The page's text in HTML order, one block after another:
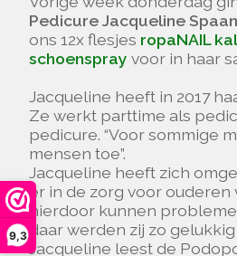
9,3
Pedicure Jacqueline
ons 12x flesjes ropaNAIL
schoenspray voor in haar
Jacqueline heeft in 2017
Ze werkt parttime als
pedicure. “Voor sommige
mensen toe”.
Jacqueline heeft zich
er in de zorg voor
hierdoor kunnen
daar werden zij zo
Jacqueline leest de